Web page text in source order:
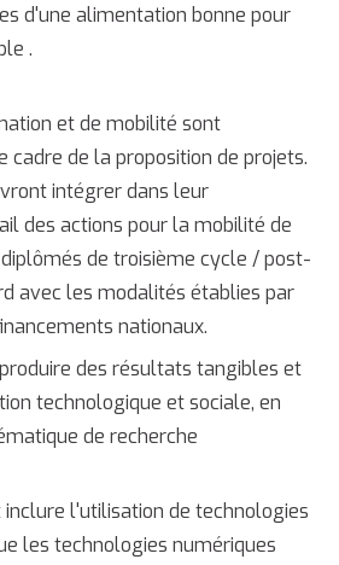
d'une alimentation bonne pour
.
et de mobilité sont
cadre de la proposition de projets.
intégrer dans leur
des actions pour la mobilité de
de troisième cycle / post-
avec les modalités établies par
nationaux.
des résultats tangibles et
technologique et sociale, en
de recherche
l'utilisation de technologies
les technologies numériques